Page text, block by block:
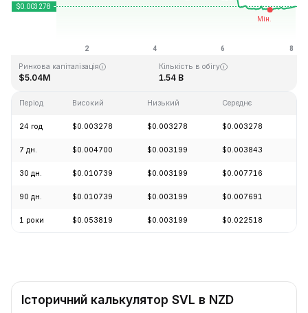
Ринкова капіталізація
$5.04M
Кількість в обігу
1.54 B
Період Високий Низький Середнє
24 год $0.003278 $0.003278 $0.003278
7 дн. $0.004700 $0.003199 $0.003843
30 дн. $0.010739 $0.003199 $0.007716
90 дн. $0.010739 $0.003199 $0.007691
1 роки $0.053819 $0.003199 $0.022518
Історичний калькулятор SVL в NZD